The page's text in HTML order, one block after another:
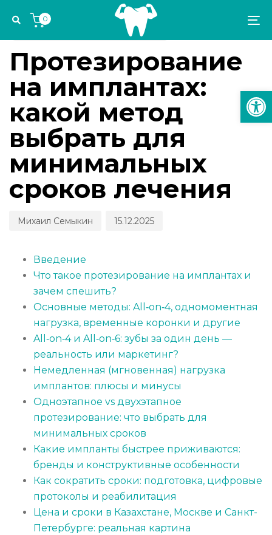
links
navigation
content
0
IN:
СТОМАТОЛОГИЧЕСКИЕ КАНИКУЛЫ
Протезирование
на имплантах:
какой метод
выбрать для
минимальных
сроков лечения
Михаил Семыкин
on:
15.12.2025
Введение
Что такое протезирование на имплантах и
зачем спешить?
Основные методы: All‑on‑4, одномоментная
нагрузка, временные коронки и другие
All‑on‑4 и All‑on‑6: зубы за один день —
реальность или маркетинг?
Немедленная (мгновенная) нагрузка
имплантов: плюсы и минусы
Одноэтапное vs двухэтапное
протезирование: что выбрать для
минимальных сроков
Какие импланты быстрее приживаются:
бренды и конструктивные особенности
Как сократить сроки: подготовка, цифровые
протоколы и реабилитация
Цена и сроки в Казахстане, Москве и Санкт-
Петербурге: реальная картина